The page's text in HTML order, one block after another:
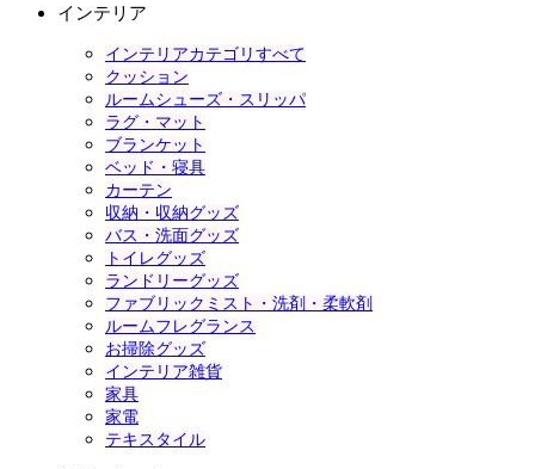
インテリア
インテリアカテゴリすべて
クッション
ルームシューズ・スリッパ
ラグ・マット
ブランケット
ベッド・寝具
カーテン
収納・収納グッズ
バス・洗面グッズ
トイレグッズ
ランドリーグッズ
ファブリックミスト・洗剤・柔軟剤
ルームフレグランス
お掃除グッズ
インテリア雑貨
家具
家電
テキスタイル